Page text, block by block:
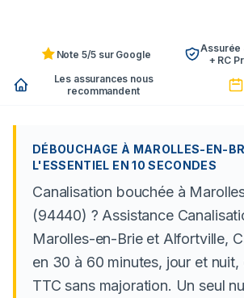
Note 5/5 sur Google
Assurée
+ RC
Les assurances nous
recommandent
DÉBOUCHAGE À MAROLLES-EN-
L'ESSENTIEL EN 10 SECONDES
Canalisation bouchée à
(94440) ? Assistance
Marolles-en-Brie et Alfortville,
en 30 à 60 minutes, jour et nuit,
TTC sans majoration. Un seul